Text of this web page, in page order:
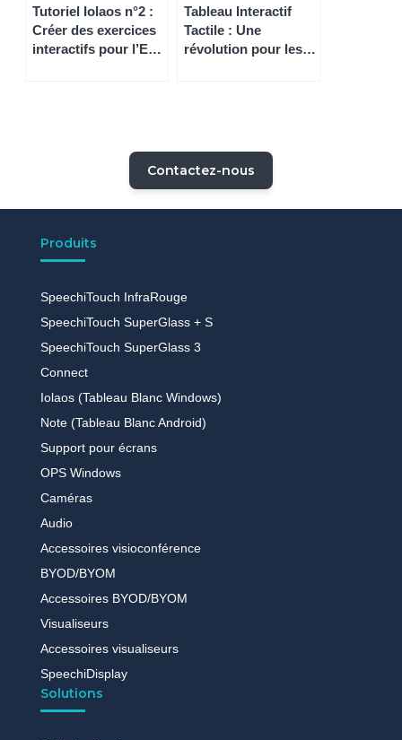
Tutoriel Iolaos n°2 :
Créer des exercices
interactifs pour l’ENI
Tableau Interactif
Tactile : Une
révolution pour les
Contactez-nous
Produits
SpeechiTouch InfraRouge
SpeechiTouch SuperGlass + S
SpeechiTouch SuperGlass 3
Connect
Iolaos (Tableau Blanc Windows)
Note (Tableau Blanc Android)
Support pour écrans
OPS Windows
Caméras
Audio
Accessoires visioconférence
BYOD/BYOM
Accessoires BYOD/BYOM
Visualiseurs
Accessoires visualiseurs
SpeechiDisplay
Solutions